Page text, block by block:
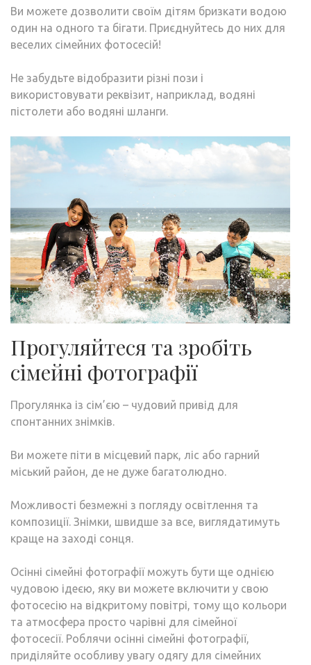
Ви можете дозволити своїм дітям бризкати водою
один на одного та бігати. Приєднуйтесь до них для
веселих сімейних фотосесій!
Не забудьте відобразити різні пози і
використовувати реквізит, наприклад, водяні
пістолети або водяні шланги.
Прогуляйтеся та зробіть
сімейні фотографії
Прогулянка із сім’єю – чудовий привід для
спонтанних знімків.
Ви можете піти в місцевий парк, ліс або гарний
міський район, де не дуже багатолюдно.
Можливості безмежні з погляду освітлення та
композиції. Знімки, швидше за все, виглядатимуть
краще на заході сонця.
Осінні сімейні фотографії можуть бути ще однією
чудовою ідеєю, яку ви можете включити у свою
фотосесію на відкритому повітрі, тому що кольори
та атмосфера просто чарівні для сімейної
фотосесії. Роблячи осінні сімейні фотографії,
приділяйте особливу увагу одягу для сімейних